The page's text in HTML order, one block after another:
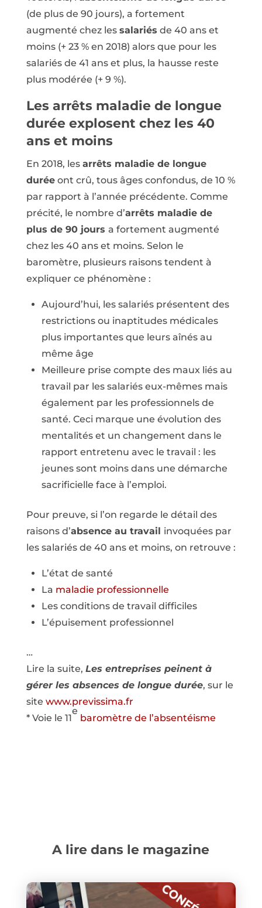
(de plus de 90 jours), a fortement
augmenté chez les salariés de 40 ans et
moins (+ 23 % en 2018) alors que pour les
salariés de 41 ans et plus, la hausse reste
plus modérée (+ 9 %).
Les arrêts maladie de longue
durée explosent chez les 40
ans et moins
En 2018, les arrêts maladie de longue
duréeont crû, tous âges confondus, de 10 %
par rapport à l’année précédente. Comme
précité, le nombre d’arrêts maladie de
plus de 90 jours a fortement augmenté
chez les 40 ans et moins. Selon le
baromètre, plusieurs raisons tendent à
expliquer ce phénomène :
Aujourd’hui, les salariés présentent des
restrictions ou inaptitudes médicales
plus importantes que leurs aînés au
même âge
Meilleure prise compte des maux liés au
travail par les salariés eux-mêmes mais
également par les professionnels de
santé. Ceci marque une évolution des
mentalités et un changement dans le
rapport entretenu avec le travail : les
jeunes sont moins dans une démarche
sacrificielle face à l’emploi.
Pour preuve, si l’on regarde le détail des
raisons d’absence au travail invoquées par
les salariés de 40 ans et moins, on retrouve :
L’état de santé
La maladie professionnelle
Les conditions de travail difficiles
L’épuisement professionnel
…
Lire la suite, Les entreprises peinent à
gérer les absences de longue durée, sur le
site www.previssima.fr
* Voie le 11
e
baromètre de l’absentéisme
A lire dans le magazine